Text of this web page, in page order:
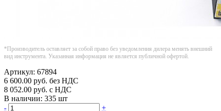
*Производитель оставляет за собой право без уведомления дилера менять внешний
вид инструмента. Указанная информация не является публичной офертой.
Артикул: 67894
6 600.00 руб. без НДС
8 052.00 руб. с НДС
В наличии: 335 шт
-
+